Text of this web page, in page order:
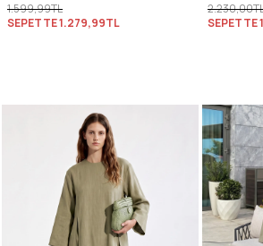
1.599,99TL
SEPETTE1.279,99TL
SEPETTE